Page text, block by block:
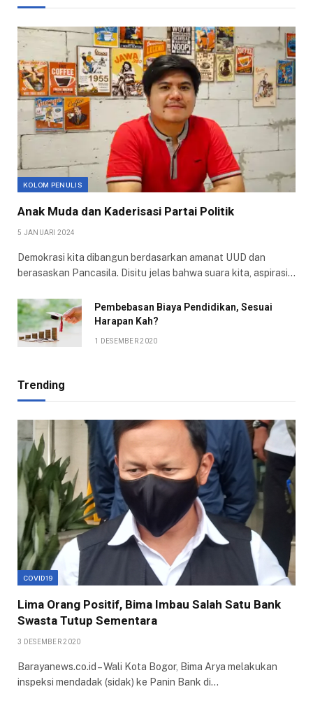
KOLOM PENULIS
Anak Muda dan Kaderisasi Partai Politik
5 JANUARI 2024
Demokrasi kita dibangun berdasarkan amanat UUD dan
berasaskan Pancasila. Disitu jelas bahwa suara kita, aspirasi…
Pembebasan Biaya Pendidikan, Sesuai
Harapan Kah?
1 DESEMBER 2020
Trending
COVID19
Lima Orang Positif, Bima Imbau Salah Satu Bank
Swasta Tutup Sementara
3 DESEMBER 2020
Barayanews.co.id – Wali Kota Bogor, Bima Arya melakukan
inspeksi mendadak (sidak) ke Panin Bank di…